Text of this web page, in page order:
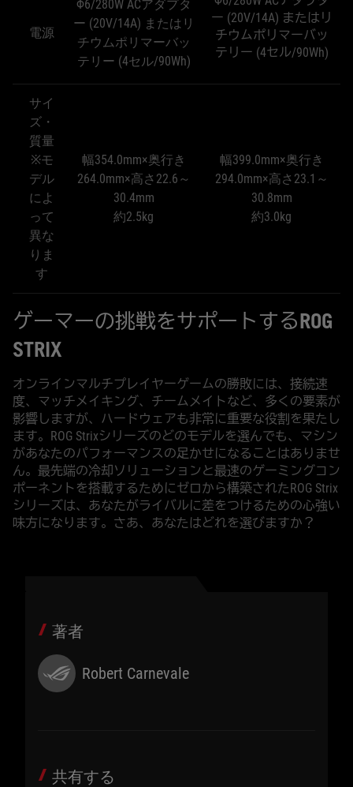
電源
Φ6/280W ACアダプタ
ー (20V/14A) またはリ
チウムポリマーバッ
テリー (4セル/90Wh)
ー (20V/14A) またはリ
チウムポリマーバッ
テリー (4セル/90Wh)
サイ
ズ・
質量
※モ
デル
によ
って
異な
りま
す
幅354.0mm×奥行き
264.0mm×高さ22.6～
30.4mm
約2.5kg
幅399.0mm×奥行き
294.0mm×高さ23.1～
30.8mm
約3.0kg
ゲーマーの挑戦をサポートするROG
STRIX
オンラインマルチプレイヤーゲームの勝敗には、接続速
度、マッチメイキング、チームメイトなど、多くの要素が
影響しますが、ハードウェアも非常に重要な役割を果たし
ます。ROG Strixシリーズのどのモデルを選んでも、マシン
があなたのパフォーマンスの足かせになることはありませ
ん。最先端の冷却ソリューションと最速のゲーミングコン
ポーネントを搭載するためにゼロから構築されたROG Strix
シリーズは、あなたがライバルに差をつけるための心強い
味方になります。さあ、あなたはどれを選びますか？
著者
Robert Carnevale
共有する